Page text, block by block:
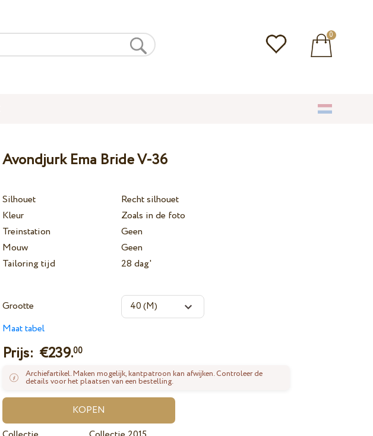
0
Avondjurk Ema Bride V-36
Silhouet
Recht silhouet
Kleur
Zoals in de foto
Treinstation
Geen
Mouw
Geen
Tailoring tijd
28 dag'
Grootte
Maat tabel
Prijs: €239.00
Archiefartikel. Maken mogelijk, kantpatroon kan afwijken. Controleer de
details voor het plaatsen van een bestelling.